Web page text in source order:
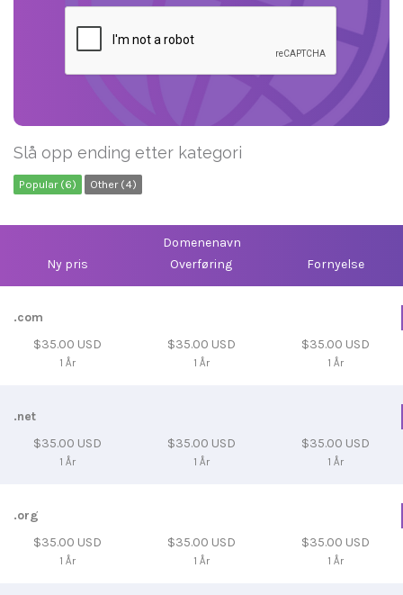
Slå opp ending etter kategori
Popular (6) Other (4)
Domenenavn
Ny pris
Overføring Fornyelse
.com
$35.00 USD
1 År
$35.00 USD
1 År
$35.00 USD
1 År
.net
$35.00 USD
1 År
$35.00 USD
1 År
$35.00 USD
1 År
.org
$35.00 USD
1 År
$35.00 USD
1 År
$35.00 USD
1 År